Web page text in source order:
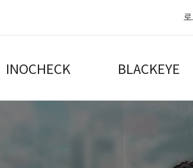
로
INOCHECK BLACKEYE